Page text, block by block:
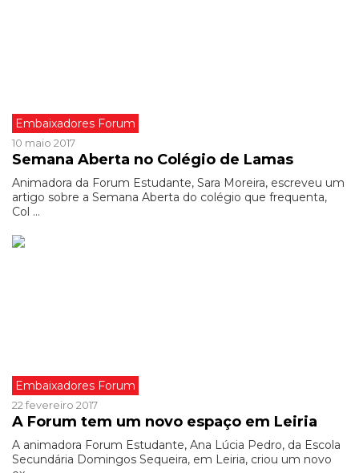
Embaixadores Forum
10 maio 2017
Semana Aberta no Colégio de Lamas
Animadora da Forum Estudante, Sara Moreira, escreveu um
artigo sobre a Semana Aberta do colégio que frequenta,
Col ...
Embaixadores Forum
22 fevereiro 2017
A Forum tem um novo espaço em Leiria
A animadora Forum Estudante, Ana Lúcia Pedro, da Escola
Secundária Domingos Sequeira, em Leiria, criou um novo